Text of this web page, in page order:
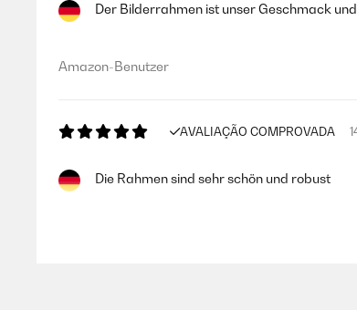
Un marco ideal para titulaciones. Elegante, de
Der Bilderrahmen ist unser Geschmack
Amazon-Benutzer
AVALIAÇÃO COMPROVADA
Die Rahmen sind sehr schön und robust